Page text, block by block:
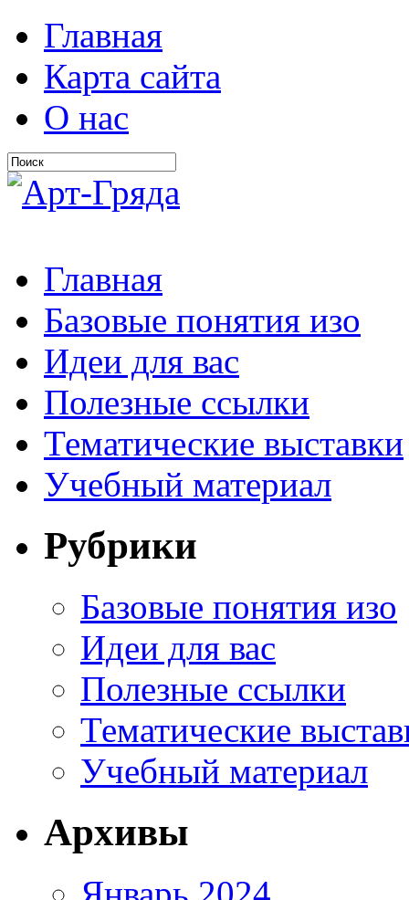
Главная
Карта сайта
О нас
Главная
Базовые понятия изо
Идеи для вас
Полезные ссылки
Тематические выставки
Учебный материал
Рубрики
Базовые понятия изо
Идеи для вас
Полезные ссылки
Тематические
Учебный материал
Архивы